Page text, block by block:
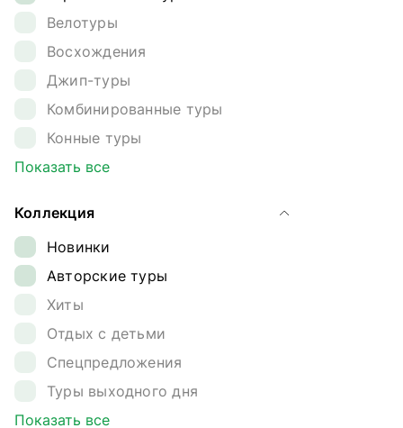
Дагестан
Ингушетия
Кавказ
Калининградская область
Камчатка
Карелия
Магаданская область
Плато Путорана
Приморье
Приэльбрусье
Велотуры
Восхождения
Джип-туры
Комбинированные туры
Конные туры
Круизы
Обзорные туры
Ретрит-туры
Сплавы
Треккинг
Туры на квадроциклах
Туры на снегоходах
Туры на собачьих упряжках
Показать все
Коллекция
Хиты
Отдых с детьми
Спецпредложения
Туры выходного дня
Новинки
Корпоративные туры
Авторские туры
Показать все